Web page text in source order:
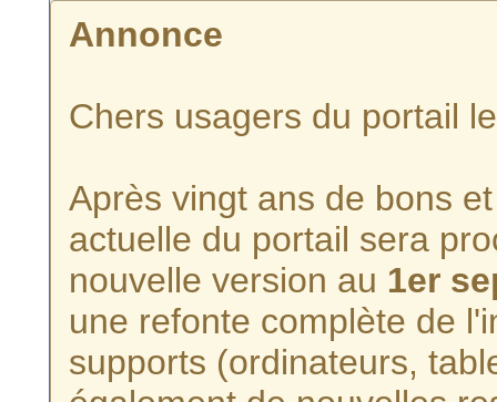
Annonce
Chers usagers du portail
Après vingt ans de bons
actuelle du portail sera
nouvelle version au 1er
une refonte complète de
supports (ordinateurs,